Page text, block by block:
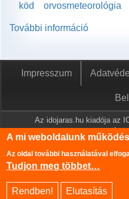
köd
orvosmeteorológia
További információ
Impresszum
Az idojaras.hu kiadója az
szóló 1999. évi LXXVI.
írásos engedélye nélkül
Az oldalon található
Meteorológiai Szolgálat
A mi weboldalunk
Az oldal további használatával
Tudjon meg többet…
Rendben! Elutasítás